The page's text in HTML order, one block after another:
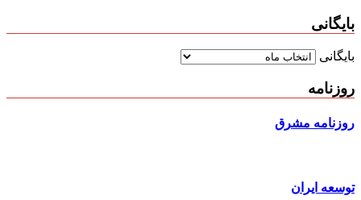
بایگانی
بایگانی
روزنامه
روزنامه مشرق
توسعه ایران